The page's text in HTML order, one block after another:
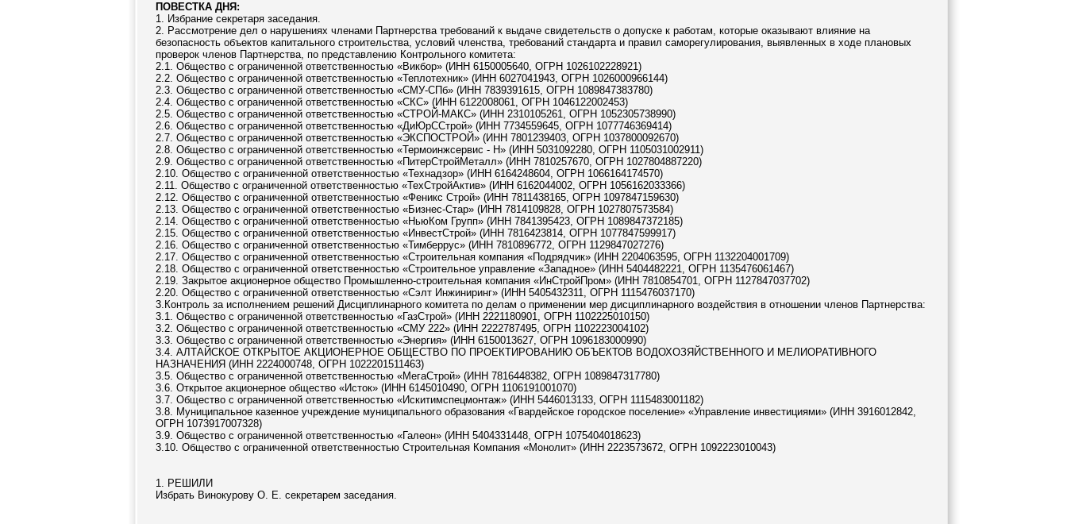
ПОВЕСТКА ДНЯ:
1. Избрание секретаря заседания.
2. Рассмотрение дел о нарушениях членами Партнерства требований к выдаче свидетельств о допуске к работам, которые оказывают влияние на
безопасность объектов капитального строительства, условий членства, требований стандарта и правил саморегулирования, выявленных в ходе плановых
проверок членов Партнерства, по представлению Контрольного комитета:
2.1. Общество с ограниченной ответственностью «Викбор» (ИНН 6150005640, ОГРН 1026102228921)
2.2. Общество с ограниченной ответственностью «Теплотехник» (ИНН 6027041943, ОГРН 1026000966144)
2.3. Общество с ограниченной ответственностью «СМУ-СПб» (ИНН 7839391615, ОГРН 1089847383780)
2.4. Общество с ограниченной ответственностью «СКС» (ИНН 6122008061, ОГРН 1046122002453)
2.5. Общество с ограниченной ответственностью «СТРОЙ-МАКС» (ИНН 2310105261, ОГРН 1052305738990)
2.6. Общество с ограниченной ответственностью «ДиЮрССтрой» (ИНН 7734559645, ОГРН 1077746369414)
2.7. Общество с ограниченной ответственностью «ЭКСПОСТРОЙ» (ИНН 7801239403, ОГРН 1037800092670)
2.8. Общество с ограниченной ответственностью «Термоинжсервис - Н» (ИНН 5031092280, ОГРН 1105031002911)
2.9. Общество с ограниченной ответственностью «ПитерСтройМеталл» (ИНН 7810257670, ОГРН 1027804887220)
2.10. Общество с ограниченной ответственностью «Технадзор» (ИНН 6164248604, ОГРН 1066164174570)
2.11. Общество с ограниченной ответственностью «ТехСтройАктив» (ИНН 6162044002, ОГРН 1056162033366)
2.12. Общество с ограниченной ответственностью «Феникс Строй» (ИНН 7811438165, ОГРН 1097847159630)
2.13. Общество с ограниченной ответственностью «Бизнес-Стар» (ИНН 7814109828, ОГРН 1027807573584)
2.14. Общество с ограниченной ответственностью «НьюКом Групп» (ИНН 7841395423, ОГРН 1089847372185)
2.15. Общество с ограниченной ответственностью «ИнвестСтрой» (ИНН 7816423814, ОГРН 1077847599917)
2.16. Общество с ограниченной ответственностью «Тимберрус» (ИНН 7810896772, ОГРН 1129847027276)
2.17. Общество с ограниченной ответственностью «Строительная компания «Подрядчик» (ИНН 2204063595, ОГРН 1132204001709)
2.18. Общество с ограниченной ответственностью «Строительное управление «Западное» (ИНН 5404482221, ОГРН 1135476061467)
2.19. Закрытое акционерное общество Промышленно-строительная компания «ИнСтройПром» (ИНН 7810854701, ОГРН 1127847037702)
2.20. Общество с ограниченной ответственностью «Сэлт Инжиниринг» (ИНН 5405432311, ОГРН 1115476037170)
3.Контроль за исполнением решений Дисциплинарного комитета по делам о применении мер дисциплинарного воздействия в отношении членов Партнерства:
3.1. Общество с ограниченной ответственностью «ГазСтрой» (ИНН 2221180901, ОГРН 1102225010150)
3.2. Общество с ограниченной ответственностью «СМУ 222» (ИНН 2222787495, ОГРН 1102223004102)
3.3. Общество с ограниченной ответственностью «Энергия» (ИНН 6150013627, ОГРН 1096183000990)
3.4. АЛТАЙСКОЕ ОТКРЫТОЕ АКЦИОНЕРНОЕ ОБЩЕСТВО ПО ПРОЕКТИРОВАНИЮ ОБЪЕКТОВ ВОДОХОЗЯЙСТВЕННОГО И МЕЛИОРАТИВНОГО
НАЗНАЧЕНИЯ (ИНН 2224000748, ОГРН 1022201511463)
3.5. Общество с ограниченной ответственностью «МегаСтрой» (ИНН 7816448382, ОГРН 1089847317780)
3.6. Открытое акционерное общество «Исток» (ИНН 6145010490, ОГРН 1106191001070)
3.7. Общество с ограниченной ответственностью «Искитимспецмонтаж» (ИНН 5446013133, ОГРН 1115483001182)
3.8. Муниципальное казенное учреждение муниципального образования «Гвардейское городское поселение» «Управление инвестициями» (ИНН 3916012842,
ОГРН 1073917007328)
3.9. Общество с ограниченной ответственностью «Галеон» (ИНН 5404331448, ОГРН 1075404018623)
3.10. Общество с ограниченной ответственностью Строительная Компания «Монолит» (ИНН 2223573672, ОГРН 1092223010043)
1. РЕШИЛИ
Избрать Винокурову О. Е. секретарем заседания.